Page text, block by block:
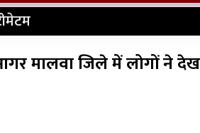
मालवा जिले में लोगों ने